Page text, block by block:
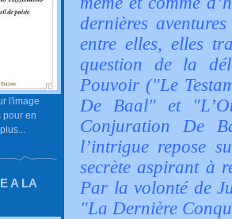
l'image
pour en
A LA
dernières
entre elles, elles
question de la
Pouvoir ("Le
De Baal" et
Conjuration De
l’intrigue repose
secrète aspirant à
Par la volonté de
"La Dernière